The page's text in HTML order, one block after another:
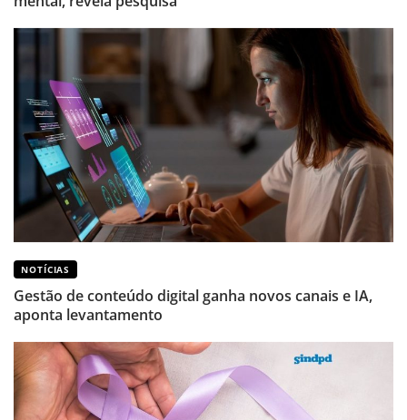
NOTÍCIAS
Gestão de conteúdo digital ganha novos canais e IA,
aponta levantamento